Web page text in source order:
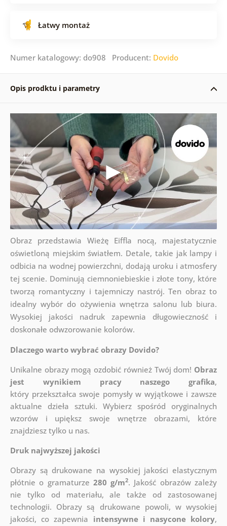
Łatwy montaż
Numer katalogowy: do908 Producent: Dovido
Opis prodktu i parametry
Obraz przedstawia Wieżę Eiffla nocą, majestatycznie
oświetloną miejskim światłem. Detale, takie jak lampy i
odbicia na wodnej powierzchni, dodają uroku i atmosfery
tej scenie. Dominują ciemnoniebieskie i złote tony, które
tworzą romantyczny i tajemniczy nastrój. Ten obraz to
idealny wybór do ożywienia wnętrza salonu lub biura.
Wysokiej jakości nadruk zapewnia długowieczność i
doskonałe odwzorowanie kolorów.
Dlaczego warto wybrać obrazy Dovido?
Unikalne obrazy mogą ozdobić również Twój dom! Obraz
jest wynikiem pracy naszego grafika,
który przekształca swoje pomysły w wyjątkowe i zawsze
aktualne dzieła sztuki. Wybierz spośród oryginalnych
wzorów i upiększ swoje wnętrze obrazami, które
znajdziesz tylko u nas.
Druk najwyższej jakości
Obrazy są drukowane na wysokiej jakości elastycznym
płótnie o gramaturze 280 g/m2. Jakość obrazów zależy
nie tylko od materiału, ale także od zastosowanej
technologii. Obrazy są drukowane powoli, w wysokiej
jakości, co zapewnia intensywne i nasycone kolory,